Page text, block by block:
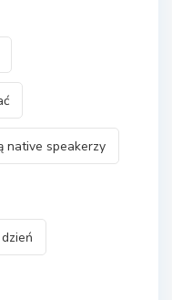
native speakerzy